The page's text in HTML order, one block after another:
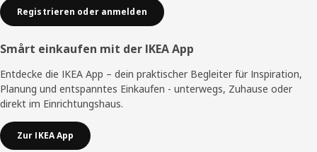
Registrieren oder anmelden
Smårt einkaufen mit der IKEA App
Entdecke die IKEA App – dein praktischer Begleiter für Inspiration,
Planung und entspanntes Einkaufen - unterwegs, Zuhause oder
direkt im Einrichtungshaus.
Zur IKEA App